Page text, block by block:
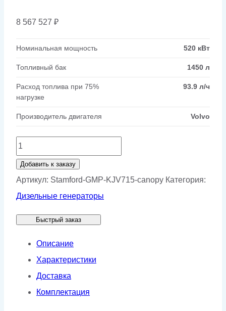
8 567 527 ₽
Номинальная мощность 520 кВт
Топливный бак 1450 л
Расход топлива при 75%
нагрузке
93.9 л/ч
Производитель двигателя Volvo
Количество
товара
Генератор
Stamford
KJV715
кожухе
Добавить к заказу
Артикул: Stamford-GMP-KJV715-canopy Категория:
Дизельные генераторы
Быстрый заказ
Описание
Характеристики
Доставка
Комплектация